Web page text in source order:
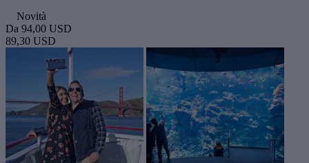
Novità
Da 94,00 USD
89,30 USD